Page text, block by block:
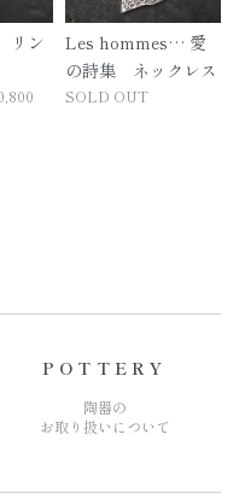
リン
Les hommes… 愛
の詩集 ネックレス
SOLD OUT
POTTERY
陶器の
お取り扱いについて